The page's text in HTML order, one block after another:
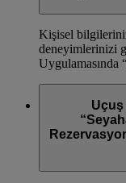
Kişisel
deneyimlerinizi
Uygulamasında
Uçuş